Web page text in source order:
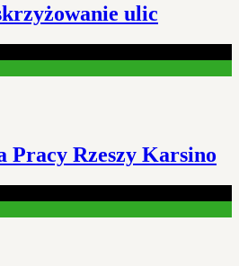
ulic
Pracy Rzeszy Karsino